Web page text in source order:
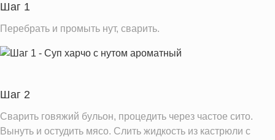
Информация для одной порции
Шаг 1
Перебрать и промыть нут, сварить.
Шаг 2
Сварить говяжий бульон, процедить через частое сито.
Вынуть и остудить мясо. Слить жидкость из кастрюли с